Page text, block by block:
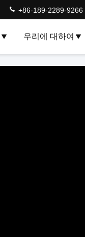
+86-189-2289-9266
우리에 대하여